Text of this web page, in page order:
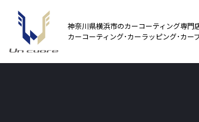
神奈川県横浜市のカーコーティング専
カーコーティング･カーラッピング･カー